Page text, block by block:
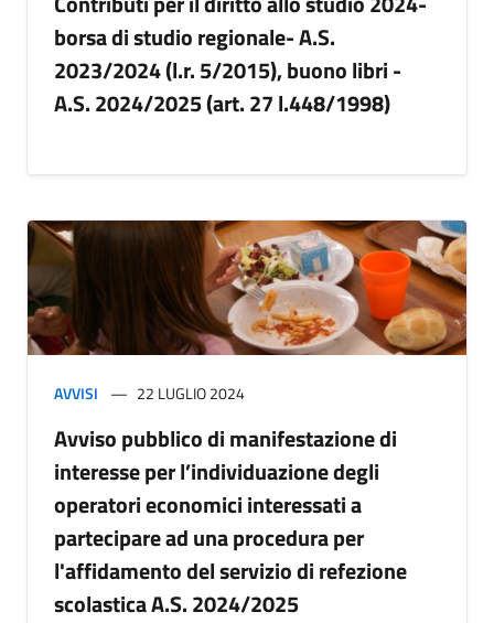
borsa di studio regionale- A.S.
2023/2024 (l.r. 5/2015), buono libri -
A.S. 2024/2025 (art. 27 l.448/1998)
AVVISI 22 LUGLIO 2024
Avviso pubblico di manifestazione di
interesse per l’individuazione degli
operatori economici interessati a
partecipare ad una procedura per
l'affidamento del servizio di refezione
scolastica A.S. 2024/2025